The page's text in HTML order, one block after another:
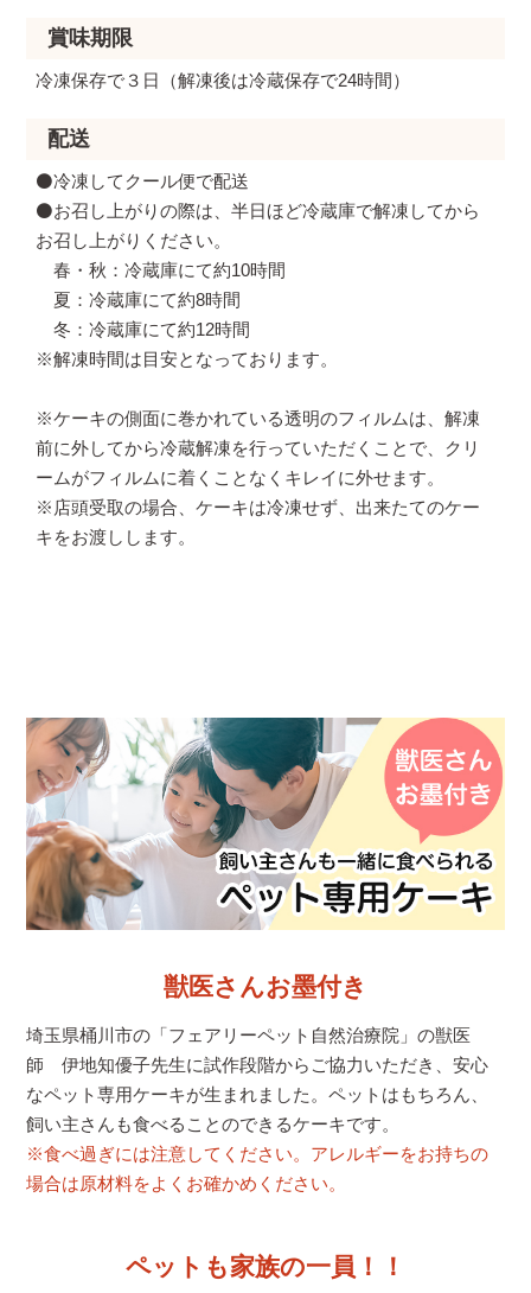
賞味期限
冷凍保存で３日（解凍後は冷蔵保存で24時間）
配送
⚫️冷凍してクール便で配送
⚫️お召し上がりの際は、半日ほど冷蔵庫で解凍してから
お召し上がりください。
春・秋：冷蔵庫にて約10時間
夏：冷蔵庫にて約8時間
冬：冷蔵庫にて約12時間
※解凍時間は目安となっております。
※ケーキの側面に巻かれている透明のフィルムは、解凍
前に外してから冷蔵解凍を行っていただくことで、クリ
ームがフィルムに着くことなくキレイに外せます。
※店頭受取の場合、ケーキは冷凍せず、出来たてのケー
キをお渡しします。
獣医さんお墨付き
埼玉県桶川市の「フェアリーペット自然治療院」の獣医
師 伊地知優子先生に試作段階からご協力いただき、安心
なペット専用ケーキが生まれました。ペットはもちろん、
飼い主さんも食べることのできるケーキです。
※食べ過ぎには注意してください。アレルギーをお持ちの
場合は原材料をよくお確かめください。
ペットも家族の一員！！